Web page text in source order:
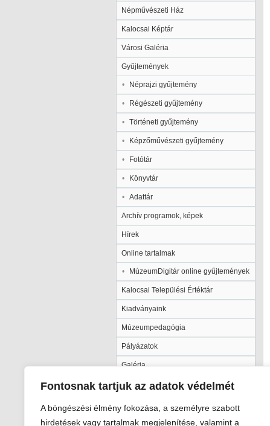
Fontosnak tartjuk az adatok védelmét
A böngészési élmény fokozása, a személyre szabott
hirdetések vagy tartalmak megjelenítése, valamint a
Népművészeti Ház
Kalocsai Képtár
Városi Galéria
Gyűjtemények
Néprajzi gyűjtemény
Régészeti gyűjtemény
Történeti gyűjtemény
Képzőművészeti gyűjtemény
Fotótár
Könyvtár
Adattár
Archív programok, képek
Hírek
Online tartalmak
MúzeumDigitár online gyűjtemények
Kalocsai Települési Értéktár
Kiadványaink
Múzeumpedagógia
Pályázatok
Galéria